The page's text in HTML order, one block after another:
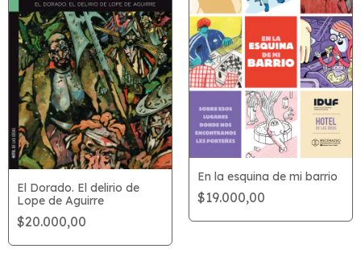
El Dorado. El delirio de
Lope de Aguirre
$20.000,00
En la esquina de mi barrio
$19.000,00